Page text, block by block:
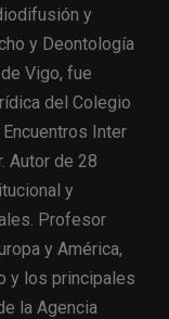
y
y Deontología
Vigo, fue
del Colegio
Inter
Autor de 28
y
Profesor
y América,
y los principales
la Agencia